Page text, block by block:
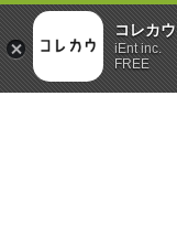
コレカウ
iEnt inc.
FREE